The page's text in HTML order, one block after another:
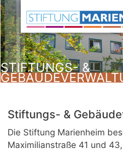
STIFTUNGS- &
Stiftungs- &
Die Stiftung Marienheim
Maximilianstraße 41 und